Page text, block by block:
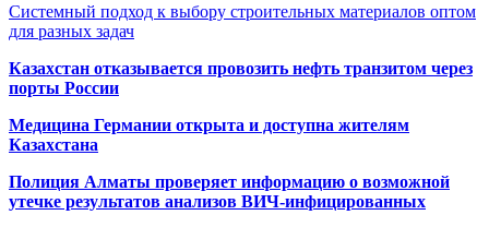
Системный подход к выбору строительных материалов оптом
для разных задач
Казахстан отказывается провозить нефть транзитом через
порты России
Медицина Германии открыта и доступна жителям
Казахстана
Полиция Алматы проверяет информацию о возможной
утечке результатов анализов ВИЧ-инфицированных